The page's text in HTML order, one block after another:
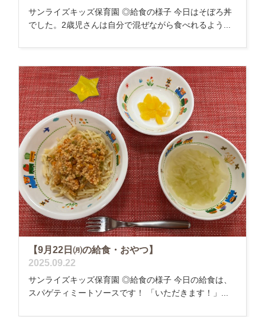
サンライズキッズ保育園 ◎給食の様子 今日はそぼろ丼
でした。2歳児さんは自分で混ぜながら食べれるよう...
【9月22日㈪の給食・おやつ】
2025.09.22
サンライズキッズ保育園 ◎給食の様子 今日の給食は、
スパゲティミートソースです！ 「いただきます！」...